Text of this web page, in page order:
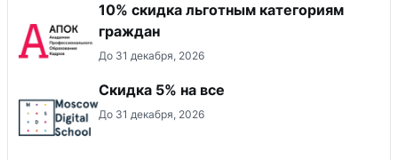
10% скидка льготным категориям
граждан
До 31 декабря, 2026
Скидка 5% на все
До 31 декабря, 2026